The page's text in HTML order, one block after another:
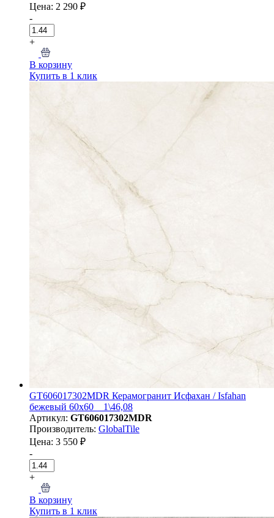
Цена: 2 290 ₽
-
+
В корзину
Купить в 1 клик
GT606017302MDR Керамогранит Исфахан / Isfahan
бежевый 60x60 _ 1\46,08
Артикул: GT606017302MDR
Производитель: GlobalTile
Цена: 3 550 ₽
-
+
В корзину
Купить в 1 клик